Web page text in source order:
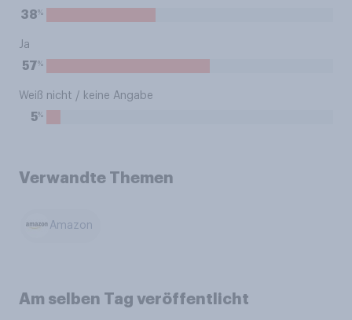
38%
Ja
57%
Weiß nicht / keine Angabe
5%
Verwandte Themen
Amazon
Am selben Tag veröffentlicht